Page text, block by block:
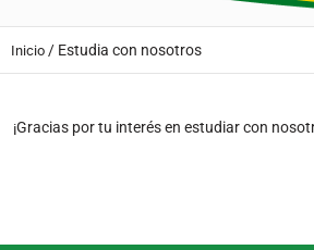
Inicio / Estudia con nosotros
¡Gracias por tu interés en estudiar con